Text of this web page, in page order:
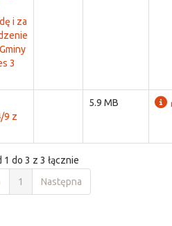
i za
3
9 z
5.9 MB
1 do 3 z 3 łącznie
1 Następna